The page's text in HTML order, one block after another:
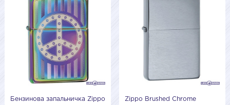
Бензинова запальничка Zippo
Zippo Brushed Chrome